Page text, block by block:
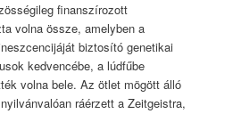
finanszírozott
volna össze, amelyben a
biztosító genetikai
kedvencébe, a lúdfűbe
volna bele. Az ötlet mögött álló
ráérzett a Zeitgeistra,